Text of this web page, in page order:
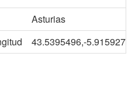
Asturias
43.5395496,-5.9159276